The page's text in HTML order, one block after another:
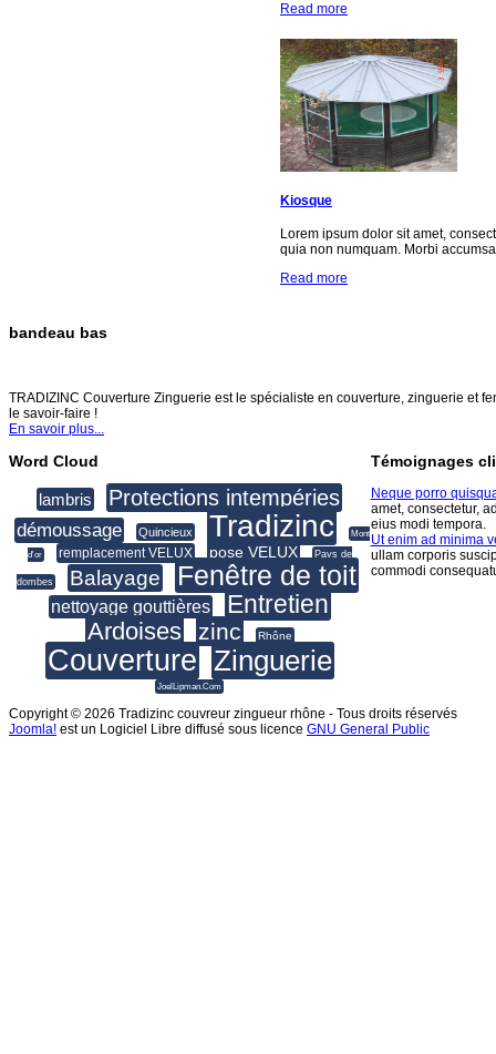
Read more
Kiosque
Lorem ipsum dolor sit amet,
quia non numquam. Morbi
Read more
bandeau bas
TRADIZINC Couverture Zinguerie est le spécialiste en couverture, zinguerie et
le savoir-faire !
En savoir plus...
Word Cloud
lambris Protections intempéries
démoussage Quincieux Tradizinc Mont
d'or remplacement VELUX pose VELUX Pays de
dombes Balayage Fenêtre de toit
nettoyage gouttières Entretien
Ardoises zinc Rhône
Couverture Zinguerie
JoelLipman.Com
Témoignages
Neque porro
amet, consectetur,
eius modi tempora.
Ut enim ad minima
ullam corporis
commodi
Copyright © 2026 Tradizinc couvreur zingueur rhône - Tous droits réservés
Joomla! est un Logiciel Libre diffusé sous licence GNU General Public